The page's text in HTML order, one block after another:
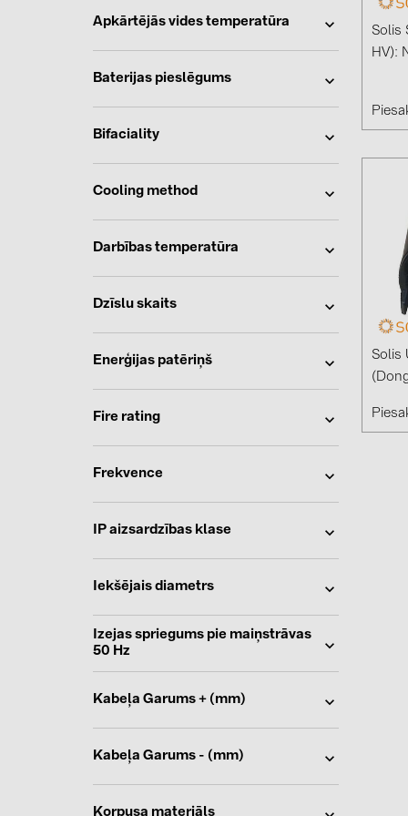
Apkārtējās vides temperatūra
Baterijas pieslēgums
Bifaciality
Cooling method
Darbības temperatūra
Dzīslu skaits
Enerģijas patēriņš
Fire rating
Frekvence
IP aizsardzības klase
Iekšējais diametrs
Izejas spriegums pie maiņstrāvas
50 Hz
Kabeļa Garums + (mm)
Kabeļa Garums - (mm)
Korpusa materiāls
Solis
HV):
Solis